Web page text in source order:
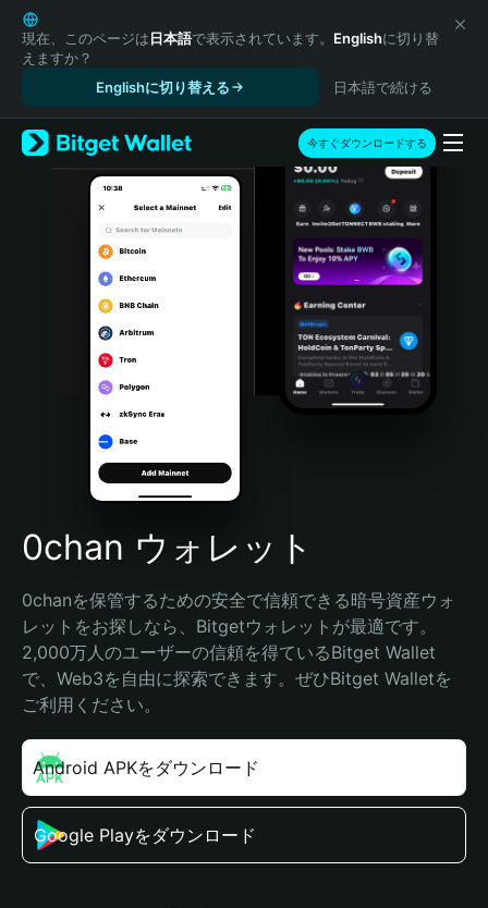
English
日本語
Tiếng Việt
Español (Latinoamérica)
Türkçe
Italiano
Português (Portugal)
Bahasa Indonesia
Português (Brasil)
Español (Argentina)
現在、このページは日本語で表示されています。 Englishに切り替
えますか？
Englishに切り替える
日本語で続ける
今すぐダウンロードする
0chan ウォレット
0chanを保管するための安全で信頼できる暗号資産ウォ
レットをお探しなら、Bitgetウォレットが最適です。
2,000万人のユーザーの信頼を得ているBitget Wallet
で、Web3を自由に探索できます。ぜひBitget Walletを
ご利用ください。
Android APKをダウンロード
Google Playをダウンロード